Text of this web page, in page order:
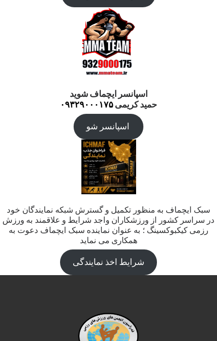
اسپانسر ایچماف شوید
حمید کریمی۰۹۳۲۹۰۰۰۱۷۵
اسپانسر شو
سبک ایچماف به منظور تکمیل و گسترش شبکه نمایندگان خود
در سراسر کشور از ورزشکاران واجد شرایط و علاقمند به ورزش
رزمی کیکبوکسینگ ؛ به عنوان نماینده سبک ایچماف دعوت به
همکاری می نماید
شرایط اخذ نمایندگی